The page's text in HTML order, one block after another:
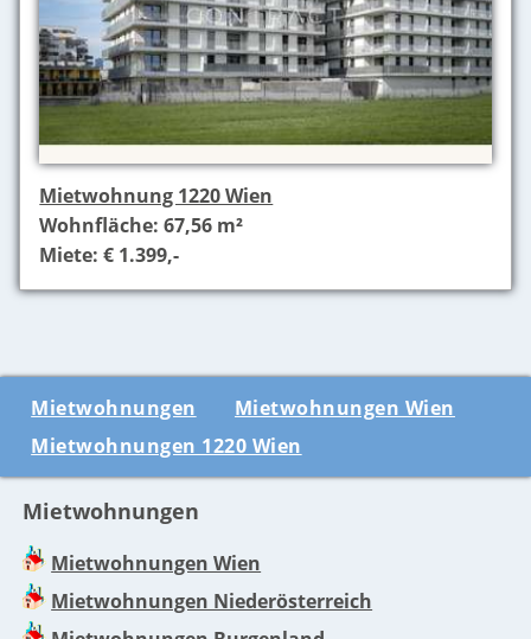
Mietwohnung 1220 Wien
Wohnfläche: 67,56 m²
Miete: € 1.399,-
Mietwohnungen
Mietwohnungen Wien
Mietwohnungen 1220 Wien
Mietwohnungen
Mietwohnungen Wien
Mietwohnungen Niederösterreich